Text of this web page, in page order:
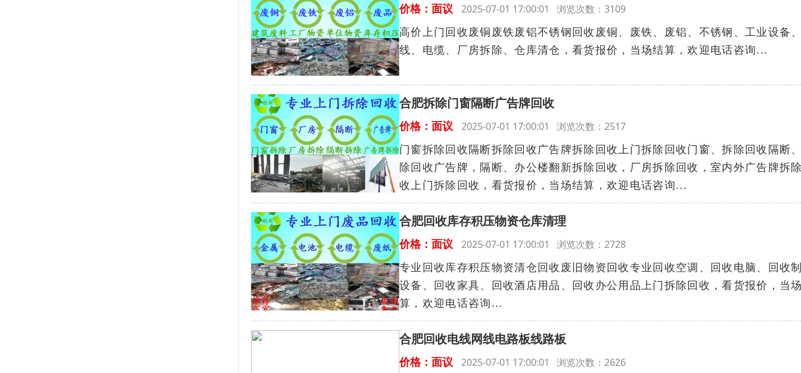
价格：面议 2025-07-01 17:00:01 浏览次数：3109
高价上门回收废铜废铁废铝不锈钢回收废铜、废铁、废铝、不锈钢、工业设备
线、电缆、厂房拆除、仓库清仓，看货报价，当场结算，欢迎电话咨询...
合肥拆除门窗隔断广告牌回收
价格：面议 2025-07-01 17:00:01 浏览次数：2517
门窗拆除回收隔断拆除回收广告牌拆除回收上门拆除回收门窗、拆除回收隔断
除回收广告牌，隔断、办公楼翻新拆除回收，厂房拆除回收，室内外广告牌拆
收上门拆除回收，看货报价，当场结算，欢迎电话咨询...
合肥回收库存积压物资仓库清理
价格：面议 2025-07-01 17:00:01 浏览次数：2728
专业回收库存积压物资清仓回收废旧物资回收专业回收空调、回收电脑、回收
设备、回收家具、回收酒店用品、回收办公用品上门拆除回收，看货报价，当
算，欢迎电话咨询...
合肥回收电线网线电路板线路板
价格：面议 2025-07-01 17:00:01 浏览次数：2626